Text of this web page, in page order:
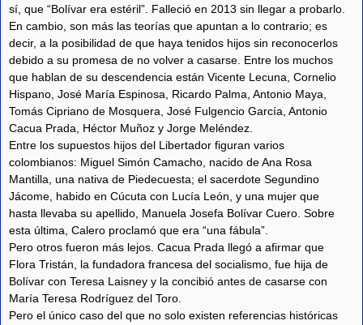
sí, que “Bolívar era estéril”. Falleció en 2013 sin llegar a probarlo.
En cambio, son más las teorías que apuntan a lo contrario; es
decir, a la posibilidad de que haya tenidos hijos sin reconocerlos
debido a su promesa de no volver a casarse. Entre los muchos
que hablan de su descendencia están Vicente Lecuna, Cornelio
Hispano, José María Espinosa, Ricardo Palma, Antonio Maya,
Tomás Cipriano de Mosquera, José Fulgencio García, Antonio
Cacua Prada, Héctor Muñoz y Jorge Meléndez.
Entre los supuestos hijos del Libertador figuran varios
colombianos: Miguel Simón Camacho, nacido de Ana Rosa
Mantilla, una nativa de Piedecuesta; el sacerdote Segundino
Jácome, habido en Cúcuta con Lucía León, y una mujer que
hasta llevaba su apellido, Manuela Josefa Bolívar Cuero. Sobre
esta última, Calero proclamó que era “una fábula”.
Pero otros fueron más lejos. Cacua Prada llegó a afirmar que
Flora Tristán, la fundadora francesa del socialismo, fue hija de
Bolívar con Teresa Laisney y la concibió antes de casarse con
María Teresa Rodríguez del Toro.
Pero el único caso del que no solo existen referencias históricas